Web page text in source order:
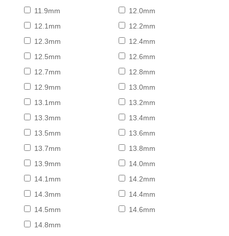
11.9mm
12.0mm
12.1mm
12.2mm
12.3mm
12.4mm
12.5mm
12.6mm
12.7mm
12.8mm
12.9mm
13.0mm
13.1mm
13.2mm
13.3mm
13.4mm
13.5mm
13.6mm
13.7mm
13.8mm
13.9mm
14.0mm
14.1mm
14.2mm
14.3mm
14.4mm
14.5mm
14.6mm
14.8mm